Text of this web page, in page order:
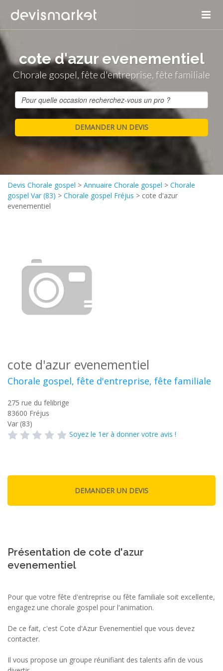
cote d'azur evenementiel
Chorale gospel, fête d'entreprise, fête familiale
Devis Chorale gospel > Annuaire Chorale gospel > Chorale
gospel Var (83) > Chorale gospel Fréjus > cote d'azur
evenementiel
cote d'azur evenementiel
Chorale gospel, fête d'entreprise, fête familiale
275 rue du felibrige
83600 Fréjus
Var (83)
Soyez le 1er à donner votre avis !
Présentation de cote d'azur
evenementiel
Pour que votre fête d'entreprise ou fête familiale soit excellente,
engagez une chorale gospel pour l'animation.
De ce fait, c'est Cote d'Azur Evenementiel que vous devez
contacter.
Il vous propose un groupe réunifiant des talents afin de vous